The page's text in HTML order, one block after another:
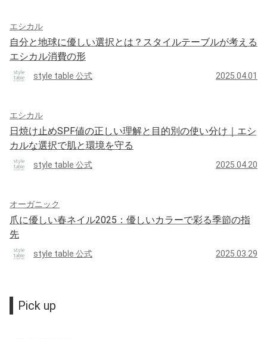
エシカル
自分と地球に優しい選択とは？スタイルテーブルが考える
エシカル消費の形
style table 公式 2025.04.01
エシカル
日焼け止めSPF値の正しい理解と目的別の使い分け｜エシ
カルな選択で肌と環境を守る
style table 公式 2025.04.20
オーガニック
爪に優しい春ネイル2025：優しいカラーで彩る季節の指
先
style table 公式 2025.03.29
Pick up